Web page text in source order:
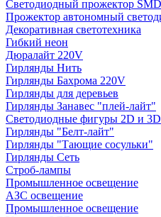
Светодиодный прожектор SMD
Прожектор автономный
Декоративная светотехника
Гибкий неон
Дюралайт 220V
Гирлянды Нить
Гирлянды Бахрома 220V
Гирлянды для деревьев
Гирлянды Занавес "плей-лайт"
Светодиодные фигуры 2D и 3D
Гирлянды "Белт-лайт"
Гирлянды "Тающие сосульки"
Гирлянды Сеть
Строб-лампы
Промышленное освещение
АЗС освещение
Промышленное освещение